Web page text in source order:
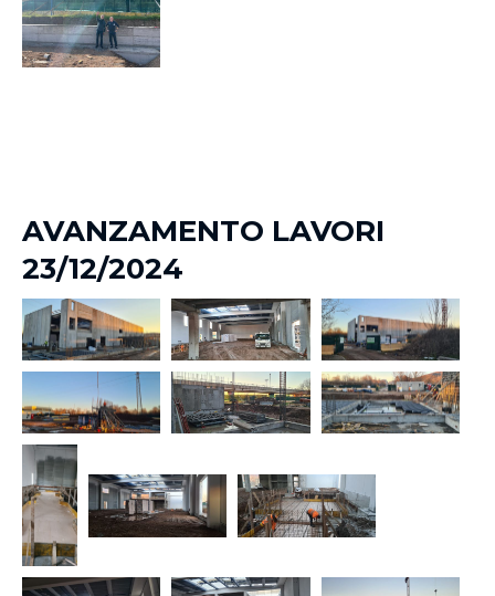
AVANZAMENTO LAVORI
23/12/2024